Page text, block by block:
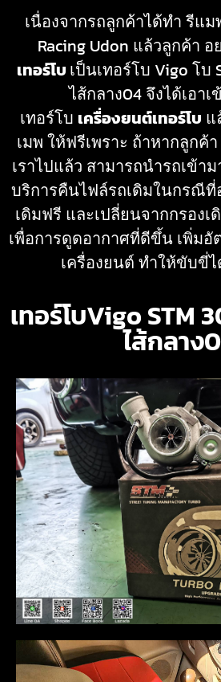
เนื่องจากรถลูกค้าได้ทำ รีแม
Racing Udon แล้วลูกค้า อ
เทอร์โบ เป็นเทอร์โบ Vigo โบ
ไส้กลาง04 จึงได้เอา
เทอร์โบ เครื่องยนต์เทอร์โบ แ
เมพ ให้ฟรีเพราะ ถ้าหากลูกค้
เราไปแล้ว สามารถนำรถเข้
บริการคืนไฟล์รถเดิมในกรณีที่
เดิมฟรี และเปลี่ยนจากกรองเ
เพื่อการดูดอากาศที่ดีขึ้น เพิ่มอั
เครื่องยนต์ ทำให้ขับขี่
เทอร์โบVigo STM
ไส้กลาง